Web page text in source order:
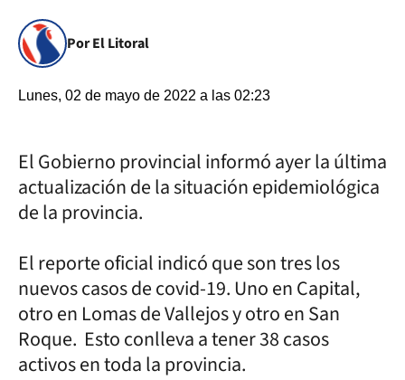
Por El Litoral
Lunes, 02 de mayo de 2022 a las 02:23
El Gobierno provincial informó ayer la última
actualización de la situación epidemiológica
de la provincia.
El reporte oficial indicó que son tres los
nuevos casos de covid-19. Uno en Capital,
otro en Lomas de Vallejos y otro en San
Roque. Esto conlleva a tener 38 casos
activos en toda la provincia.